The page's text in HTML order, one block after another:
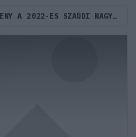
ÍGY ÁLL A PONTVERSENY A 2022-ES SZAÚDI NAGYDÍJ UTÁN – VERSTAPPEN ÉS A RED BULL IS HARMADIK!